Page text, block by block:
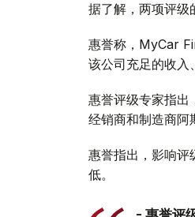
据了解，两项评级
惠誉称，MyCar
该公司充足的收入
惠誉评级专家指
经销商和制造商阿
惠誉指出，影响评
低。